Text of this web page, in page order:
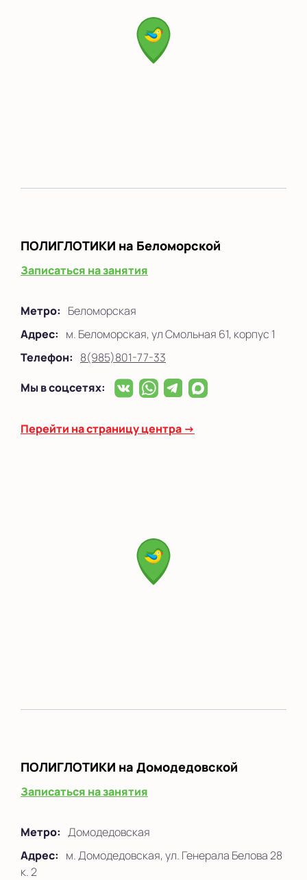
ПОЛИГЛОТИКИ на Беломорской
Записаться на занятия
Метро: Беломорская
Адрес: м. Беломорская, ул Смольная 61, корпус 1
Телефон: 8(985)801-77-33
Мы в соцсетях:
Перейти на страницу центра →
ПОЛИГЛОТИКИ на Домодедовской
Записаться на занятия
Метро: Домодедовская
Адрес: м. Домодедовская, ул. Генерала Белова 28
к. 2